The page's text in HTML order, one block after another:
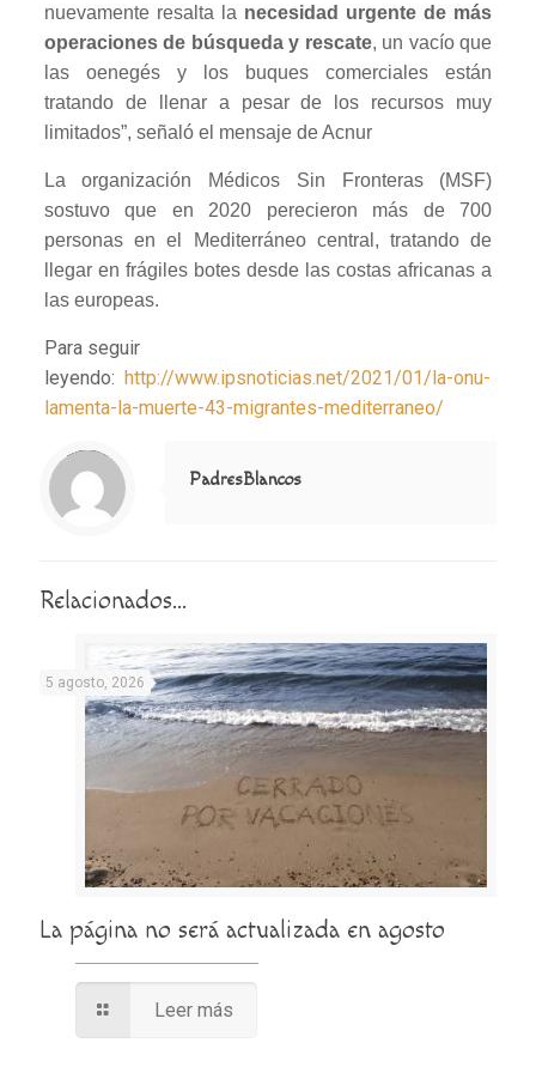
nuevamente resalta la necesidad urgente de más
operaciones de búsqueda y rescate, un vacío que
las oenegés y los buques comerciales están
tratando de llenar a pesar de los recursos muy
limitados”, señaló el mensaje de Acnur
La organización Médicos Sin Fronteras (MSF)
sostuvo que en 2020 perecieron más de 700
personas en el Mediterráneo central, tratando de
llegar en frágiles botes desde las costas africanas a
las europeas.
Para seguir
leyendo: http://www.ipsnoticias.net/2021/01/la-onu-
lamenta-la-muerte-43-migrantes-mediterraneo/
Notice
: Trying to access array offset on value of type null in
/home/misioner/public_html/padresblancos/themes/betheme/includes/content-single.php
on line
286
PadresBlancos
Relacionados...
5 agosto, 2026
La página no será actualizada en agosto
Leer más